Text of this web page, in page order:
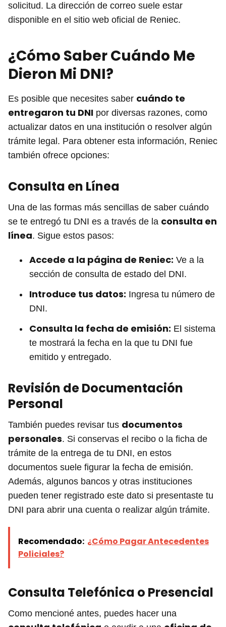
solicitud. La dirección de correo suele estar
disponible en el sitio web oficial de Reniec.
¿Cómo Saber Cuándo Me
Dieron Mi DNI?
Es posible que necesites saber cuándo te
entregaron tu DNI por diversas razones, como
actualizar datos en una institución o resolver algún
trámite legal. Para obtener esta información, Reniec
también ofrece opciones:
Consulta en Línea
Una de las formas más sencillas de saber cuándo
se te entregó tu DNI es a través de la consulta en
línea. Sigue estos pasos:
Accede a la página de Reniec: Ve a la
sección de consulta de estado del DNI.
Introduce tus datos: Ingresa tu número de
DNI.
Consulta la fecha de emisión: El sistema
te mostrará la fecha en la que tu DNI fue
emitido y entregado.
Revisión de Documentación
Personal
También puedes revisar tus documentos
personales. Si conservas el recibo o la ficha de
trámite de la entrega de tu DNI, en estos
documentos suele figurar la fecha de emisión.
Además, algunos bancos y otras instituciones
pueden tener registrado este dato si presentaste tu
DNI para abrir una cuenta o realizar algún trámite.
Recomendado: ¿Cómo Pagar Antecedentes
Policiales?
Consulta Telefónica o Presencial
Como mencioné antes, puedes hacer una